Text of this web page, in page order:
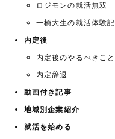
ロジモンの就活無双
一橋大生の就活体験記
内定後
内定後のやるべきこと
内定辞退
動画付き記事
地域別企業紹介
就活を始める